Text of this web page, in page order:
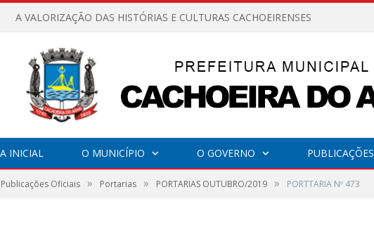
A VALORIZAÇÃO DAS HISTÓRIAS E CULTURAS CACHOEIRENSES
INICIAL O MUNICÍPIO O GOVERNO PUBLICAÇÕES
Publicações Oficiais » Portarias » PORTARIAS OUTUBRO/2019 » PORTTARIA Nº 473